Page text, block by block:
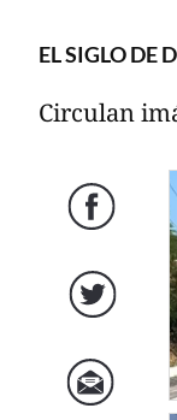
EL SIGLO DE
Circulan
Facebook
Twitter
Correo